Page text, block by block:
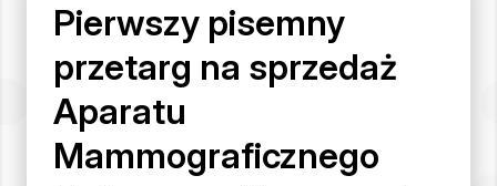
Pierwszy pisemny
przetarg na sprzedaż
Aparatu
Mammograficznego